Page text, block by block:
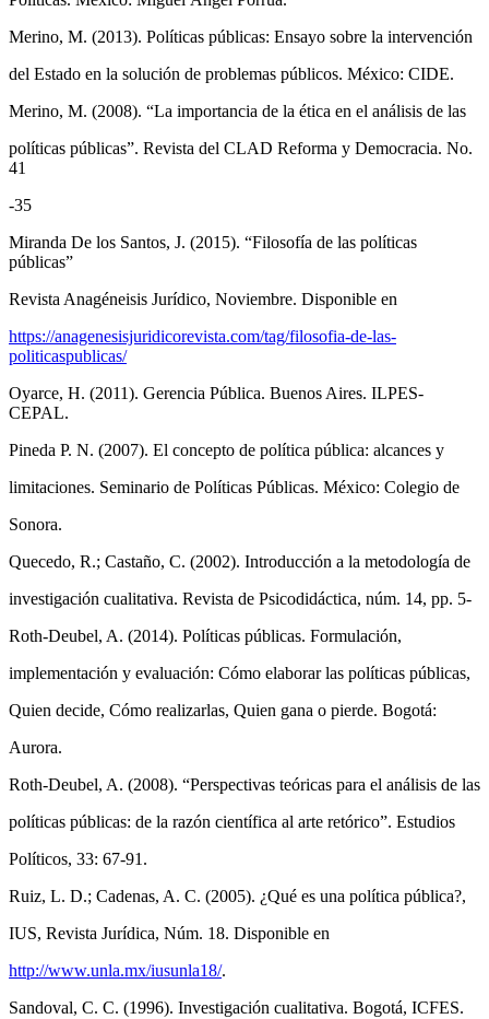
Merino, M. (2013). Políticas públicas: Ensayo sobre la intervención
del Estado en la solución de problemas públicos. México: CIDE.
Merino, M. (2008). “La importancia de la ética en el análisis de las
políticas públicas”. Revista del CLAD Reforma y Democracia. No.
41
-35
Miranda De los Santos, J. (2015). “Filosofía de las políticas
públicas”
Revista Anagéneisis Jurídico, Noviembre. Disponible en
https://anagenesisjuridicorevista.com/tag/filosofia-de-las-
politicaspublicas/
Oyarce, H. (2011). Gerencia Pública. Buenos Aires. ILPES-
CEPAL.
Pineda P. N. (2007). El concepto de política pública: alcances y
limitaciones. Seminario de Políticas Públicas. México: Colegio de
Sonora.
Quecedo, R.; Castaño, C. (2002). Introducción a la metodología de
investigación cualitativa. Revista de Psicodidáctica, núm. 14, pp. 5-
Roth-Deubel, A. (2014). Políticas públicas. Formulación,
implementación y evaluación: Cómo elaborar las políticas públicas,
Quien decide, Cómo realizarlas, Quien gana o pierde. Bogotá:
Aurora.
Roth-Deubel, A. (2008). “Perspectivas teóricas para el análisis de las
políticas públicas: de la razón científica al arte retórico”. Estudios
Políticos, 33: 67-91.
Ruiz, L. D.; Cadenas, A. C. (2005). ¿Qué es una política pública?,
IUS, Revista Jurídica, Núm. 18. Disponible en
http://www.unla.mx/iusunla18/.
Sandoval, C. C. (1996). Investigación cualitativa. Bogotá, ICFES.